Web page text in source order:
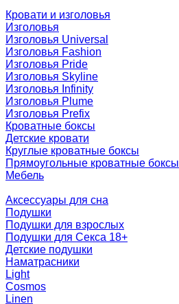
Кровати и изголовья
Изголовья
Изголовья Universal
Изголовья Fashion
Изголовья Pride
Изголовья Skyline
Изголовья Infinity
Изголовья Plume
Изголовья Prefix
Кроватные боксы
Детские кровати
Круглые кроватные боксы
Прямоугольные кроватные боксы
Мебель
Аксессуары для сна
Подушки
Подушки для взрослых
Подушки для Секса 18+
Детские подушки
Наматрасники
Light
Cosmos
Linen